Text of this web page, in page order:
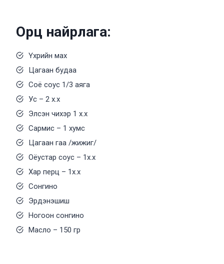
Орц найрлага:
Үхрийн мах
Цагаан будаа
Соё соус 1/3 аяга
Ус – 2 х.х
Элсэн чихэр 1 х.х
Сармис – 1 хумс
Цагаан гаа /жижиг/
Оёустар соус – 1х.х
Хар перц – 1х.х
Сонгино
Эрдэнэшиш
Ногоон сонгино
Масло – 150 гр